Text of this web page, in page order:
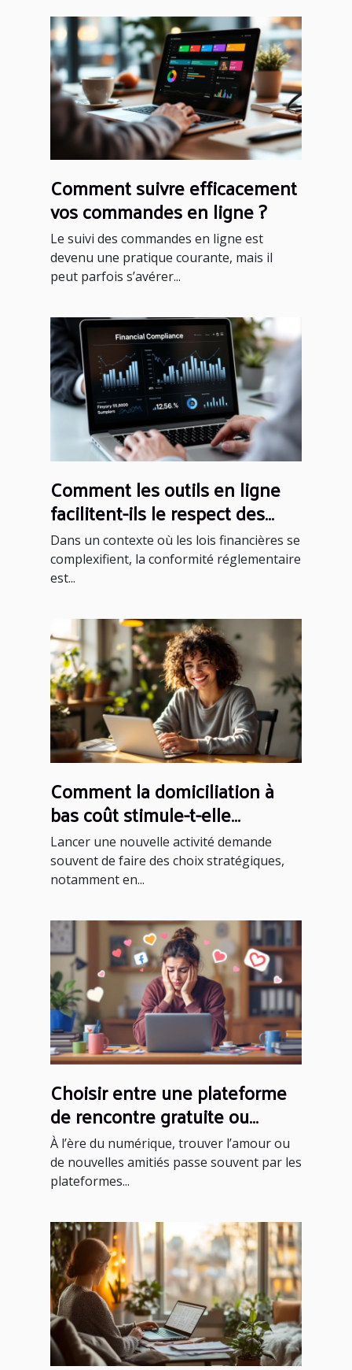
Comment suivre efficacement
vos commandes en ligne ?
Le suivi des commandes en ligne est
devenu une pratique courante, mais il
peut parfois s’avérer...
Comment les outils en ligne
facilitent-ils le respect des
réglementations financières ?
Dans un contexte où les lois financières se
complexifient, la conformité réglementaire
est...
Comment la domiciliation à
bas coût stimule-t-elle
l'entrepreneuriat ?
Lancer une nouvelle activité demande
souvent de faire des choix stratégiques,
notamment en...
Choisir entre une plateforme
de rencontre gratuite ou
payante : critères et conseils
À l’ère du numérique, trouver l’amour ou
de nouvelles amitiés passe souvent par les
plateformes...